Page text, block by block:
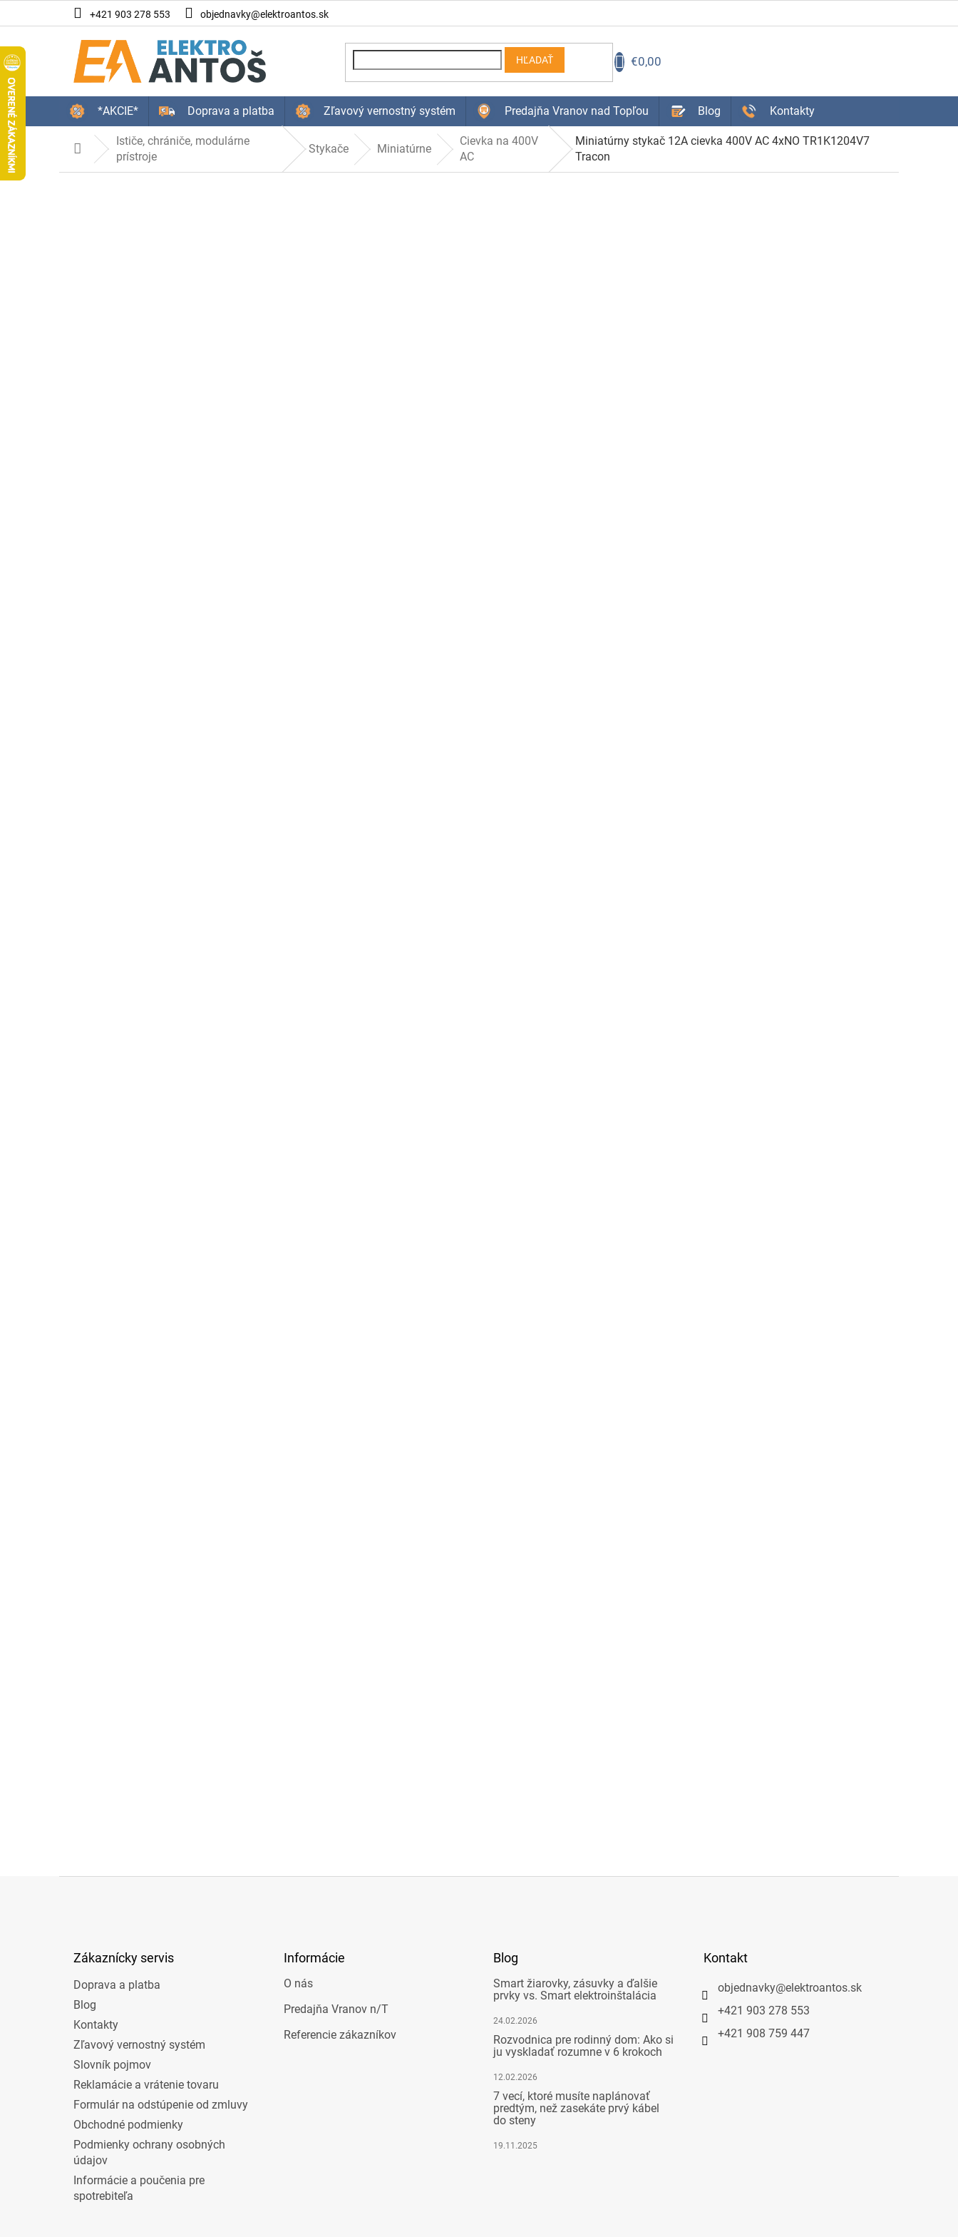
na
+421 903 278 553 objednavky@elektroantos.sk
HĽADAŤ
KOŠÍK
€0,00
*AKCIE* Doprava a platba Zľavový vernostný systém Predajňa Vranov nad Topľou Blog Kontakty
Domov
Ističe, chrániče, modulárne
prístroje
Stykače Miniatúrne
Cievka na 400V
AC
Miniatúrny stykač 12A cievka 400V AC 4xNO TR1K1204V7
Tracon
Zákaznícky servis
Doprava a platba
Blog
Kontakty
Zľavový vernostný systém
Slovník pojmov
Reklamácie a vrátenie tovaru
Formulár na odstúpenie od zmluvy
Obchodné podmienky
Podmienky ochrany osobných
údajov
Informácie a poučenia pre
spotrebiteľa
Informácie
O nás
Predajňa Vranov n/T
Referencie zákazníkov
Blog
Smart žiarovky, zásuvky a ďalšie
prvky vs. Smart elektroinštalácia
24.02.2026
Rozvodnica pre rodinný dom: Ako si
ju vyskladať rozumne v 6 krokoch
12.02.2026
7 vecí, ktoré musíte naplánovať
predtým, než zasekáte prvý kábel
do steny
19.11.2025
Kontakt
objednavky@elektroantos.sk
+421 903 278 553
+421 908 759 447